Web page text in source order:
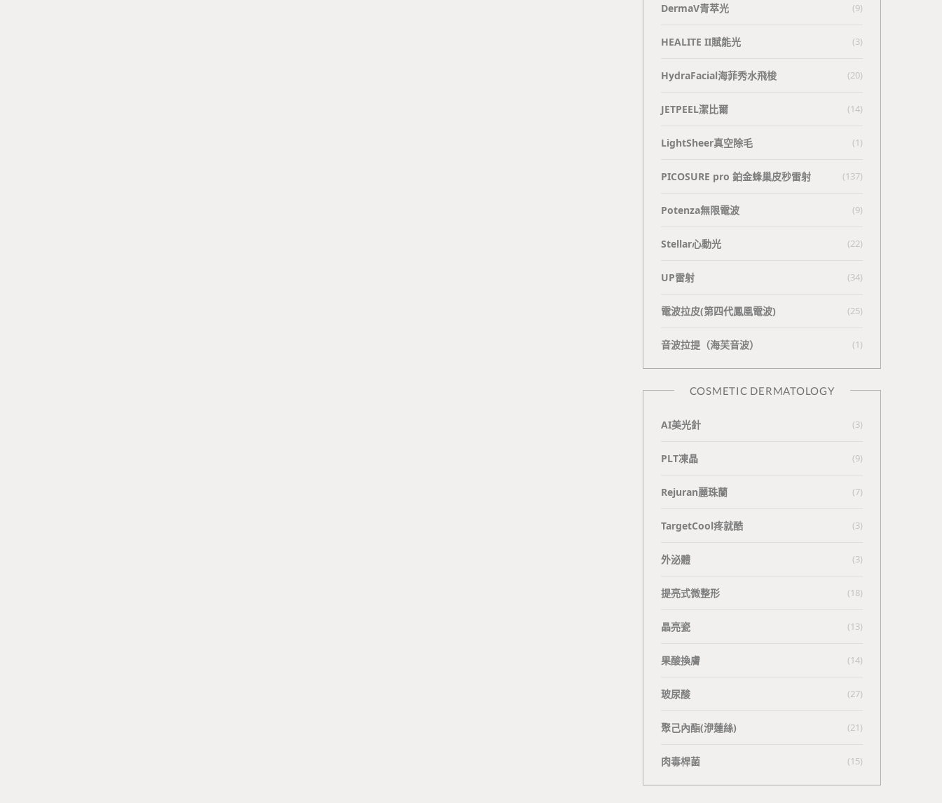
DermaV青萃光 (9)
HEALITE II賦能光 (3)
HydraFacial海菲秀水飛梭 (20)
JETPEEL潔比爾 (14)
LightSheer真空除毛 (1)
PICOSURE pro 鉑金蜂巢皮秒雷射 (137)
Potenza無限電波 (9)
Stellar心動光 (22)
UP雷射 (34)
電波拉皮(第四代鳳凰電波) (25)
⾳波拉提（海芙⾳波） (1)
COSMETIC DERMATOLOGY
AI美光針 (3)
PLT凍晶 (9)
Rejuran麗珠蘭 (7)
TargetCool疼就酷 (3)
外泌體 (3)
提亮式微整形 (18)
晶亮瓷 (13)
果酸換膚 (14)
玻尿酸 (27)
聚己內酯(洢蓮絲) (21)
肉毒桿菌 (15)